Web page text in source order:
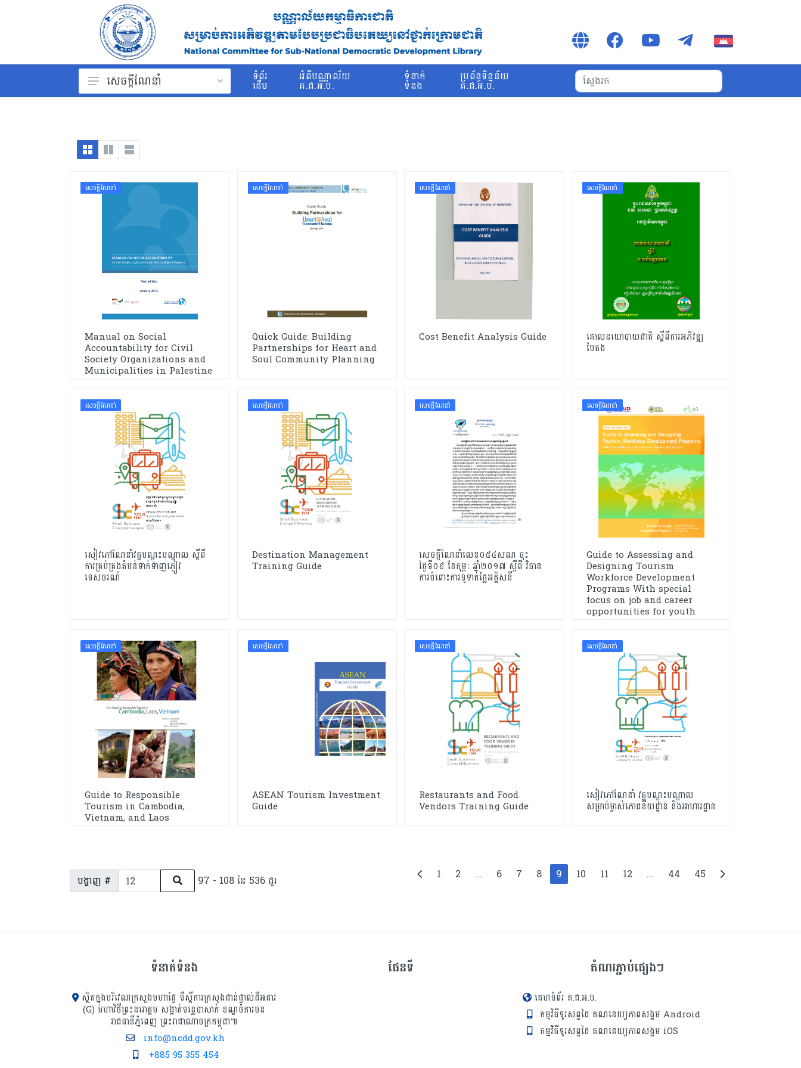
ច្បាប់
អនុក្រឹត្យ
សេចក្ដីណែនាំ
សេចក្ដីសម្រេច
លិខិត
ទម្រង់លិខិតលេខាធិការដ្ឋាន
គ.ជ.អ.ប.
សៀវភៅ
របាយការណ៍
ទូទៅ
ឯកសារបណ្ដុះបណ្ដាល សិក្ខាសាលា
និងកិច្ចប្រជុំ
សេចក្ដីណែនាំ ទំព័រ
ដើម
អំពីបណ្ណាល័យ
គ.ជ.អ.ប.
ទំនាក់
ទំនង
ប្រព័ន្ធទិន្នន័យ
គ.ជ.អ.ប.
សេចក្ដីណែនាំ
Manual on Social
Accountability for Civil
Society Organizations and
Municipalities in Palestine
សេចក្ដីណែនាំ
Quick Guide: Building
Partnerships for Heart and
Soul Community Planning
សេចក្ដីណែនាំ
Cost Benefit Analysis Guide
សេចក្ដីណែនាំ
គោលនយោបាយជាតិ ស្តីពីការអភិវឌ្ឍ
បៃតង
សេចក្ដីណែនាំ
សៀវភៅណែនាំវគ្គបណ្តុះបណ្តាល ស្តីពី
ការគ្រប់គ្រងតំបន់ទាក់ទាញភ្ញៀវ
ទេសចរណ៍
សេចក្ដីណែនាំ
Destination Management
Training Guide
សេចក្ដីណែនាំ
សេចក្ដីណែនាំលេខ០៥៤សណ ចុះ
ថ្ងៃទី០៩ ខែកុម្ភៈ ឆ្នាំ២០១៧ ស្ដីពី វិធាន
ការចំពោះការទូទាត់ថ្លៃអគ្គិសនី
សេចក្ដីណែនាំ
Guide to Assessing and
Designing Tourism
Workforce Development
Programs With special
focus on job and career
opportunities for youth
សេចក្ដីណែនាំ
Guide to Responsible
Tourism in Cambodia,
Vietnam, and Laos
សេចក្ដីណែនាំ
ASEAN Tourism Investment
Guide
សេចក្ដីណែនាំ
Restaurants and Food
Vendors Training Guide
សេចក្ដីណែនាំ
សៀវភៅណែនាំ វគ្គបណ្តុះបណ្តាល
សម្រាប់ម្ចាស់ភោជនីយដ្ឋាន និងអាហារដ្ឋាន
បង្ហាញ # 97 - 108 នៃ 536 ជួរ 1 2 ... 6 7 8 9 10 11 12 ... 44 45
ទំនាក់ទំនង
ស្ថិតក្នុងបរិវេណក្រសួងមហាផ្ទៃ ទីស្ដីការក្រសួង​ជាន់ផ្ទាល់ដីអគារ
(G) មហាវិថីព្រះនរោត្តម សង្កាត់ទន្លេបាសាក់ ខណ្ឌចំការមន
រាជធានីភ្នំពេញ ព្រះរាជាណាចក្រកម្ពុជា៕
info@ncdd.gov.kh
+885 95 355 454
ផែនទី តំណរភ្ជាប់ផ្សេងៗ
គេហទំព័រ គ.ជ.អ.ប.
កម្មវិធីទូរសព្ទដៃ គណនេយ្យភាពសង្គម Android
កម្មវិធីទូរសព្ទដៃ គណនេយ្យភាពសង្គម iOS